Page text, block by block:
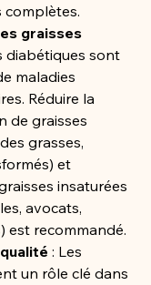
complètes.
graisses
diabétiques sont
maladies
Réduire la
de graisses
grasses,
et
insaturées
avocats,
est recommandé.
: Les
un rôle clé dans